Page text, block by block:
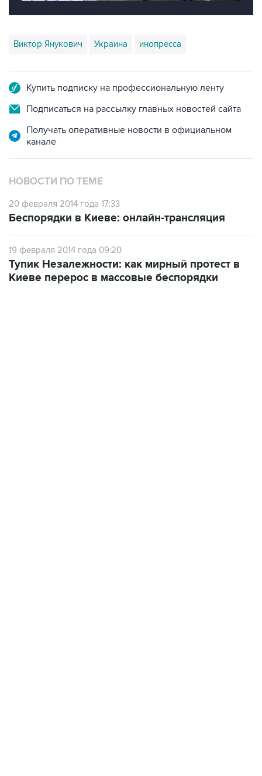
Подписаться на рассылку главных новостей сайта
Получать оперативные новости в официальном
НОВОСТИ ПО ТЕМЕ
20 февраля 2014 года 17:33
19 февраля 2014 года 09:20
Киеве перерос в массовые беспорядки